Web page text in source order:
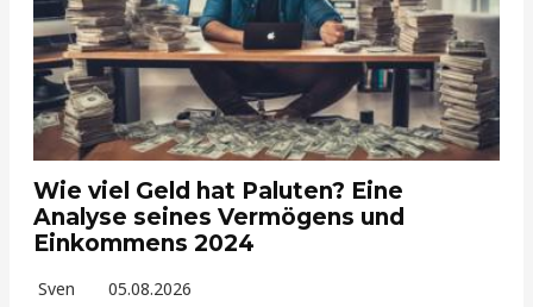
Wie viel Geld hat Paluten? Eine
Analyse seines Vermögens und
Einkommens 2024
Sven 05.08.2026